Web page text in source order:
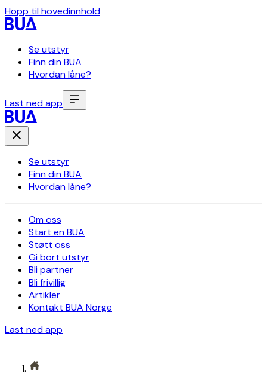
Hopp til hovedinnhold
Se utstyr
Finn din BUA
Hvordan låne?
Last ned app
Se utstyr
Finn din BUA
Hvordan låne?
Om oss
Start en BUA
Støtt oss
Gi bort utstyr
Bli partner
Bli frivillig
Artikler
Kontakt BUA Norge
Last ned app